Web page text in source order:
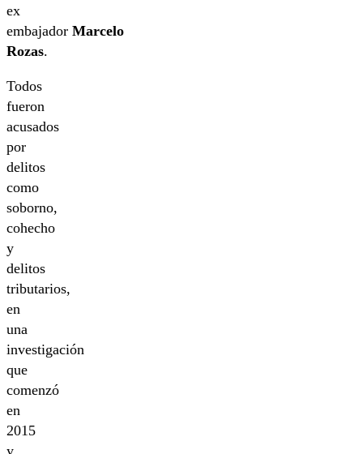
ex
embajador Marcelo
Rozas.
Todos
fueron
acusados
por
delitos
como
soborno,
cohecho
y
delitos
tributarios,
en
una
investigación
que
comenzó
en
2015